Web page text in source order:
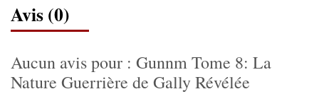
Avis (0)
Aucun avis pour : Gunnm Tome 8: La
Nature Guerrière de Gally Révélée